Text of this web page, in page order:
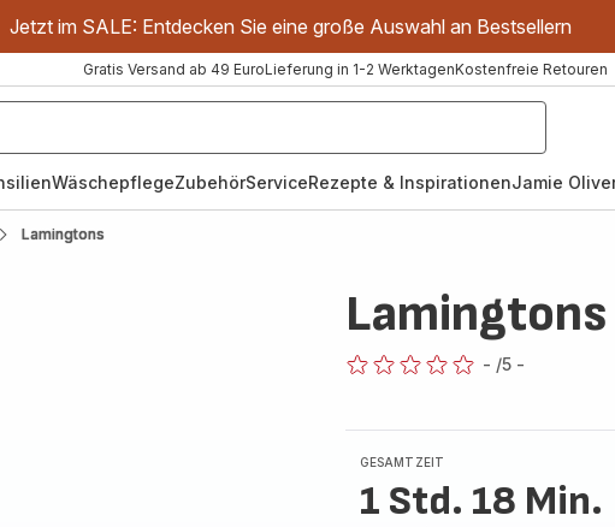
Jetzt im SALE: Entdecken Sie eine große Auswahl an Bestsellern
Gratis Versand ab 49 EuroLieferung in 1-2 WerktagenKostenfreie Retouren
WäschepflegeZubehörServiceRezepte & InspirationenJamie
Lamingtons
Lamingtons
- /5 -
GESAMTZEIT
1 Std. 18 Min.